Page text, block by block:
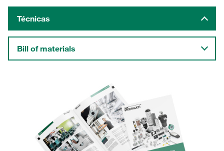
Técnicas
Bill of materials